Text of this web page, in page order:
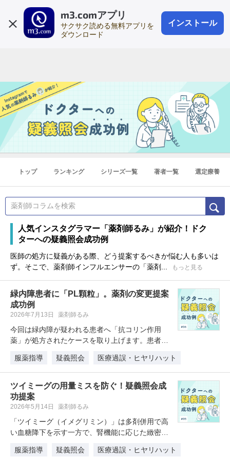
m3.comアプリ
サクサク読める無料アプリを
ダウンロード
インストール
会員登録
登録1分
トップ ランキング シリーズ一覧 著者一覧 選定療養
人気インスタグラマー「薬剤師るみ」が紹介！ドク
ターへの疑義照会成功例
医師の処方に疑義がある際、どう提案するべきか悩む人も多いは
ず。そこで、薬剤師インフルエンサーの「薬剤...
もっと見る
緑内障患者に「PL顆粒」。薬剤の変更提案
成功例
2026年7月13日 薬剤師るみ
今回は緑内障が疑われる患者へ「抗コリン作用
薬」が処方されたケースを取り上げます。患者自
服薬指導
疑義照会 医療過誤・ヒヤリハット
ツイミーグの用量ミスを防ぐ！疑義照会成
功提案
2026年5月14日 薬剤師るみ
「ツイミーグ（イメグリミン）」は多剤併用で高
い血糖降下を示す一方で、腎機能に応じた緻密な
服薬指導
疑義照会 医療過誤・ヒヤリハット